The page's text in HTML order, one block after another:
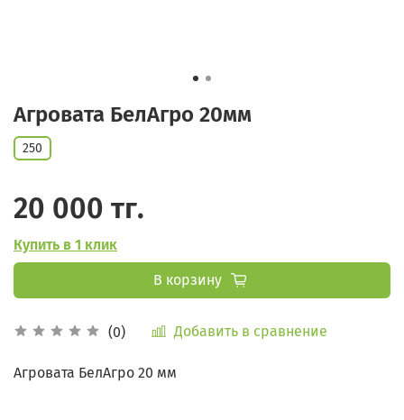
Агровата БелАгро 20мм
(0) Добавить в сравнение
250
20 000 тг.
Купить в 1 клик
В корзину
Агровата БелАгро 20 мм